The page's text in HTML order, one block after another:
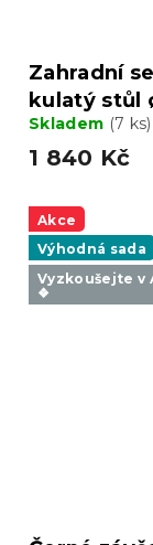
Zahradní
kulatý stůl
Skladem (7 ks)
1 840 Kč
Akce
Výhodná sada
Vyzkoušejte v
❖